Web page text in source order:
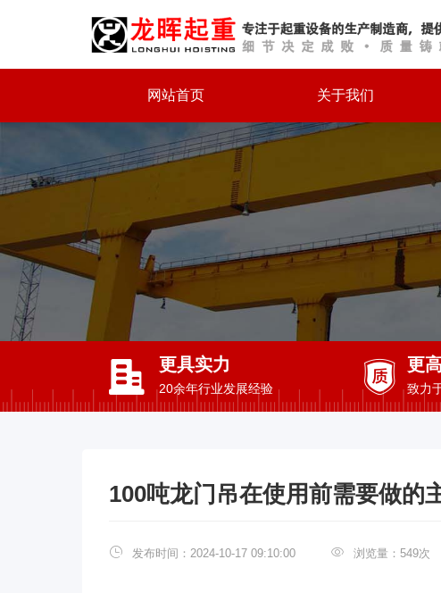
网站首页 关于我们
更具实力
20余年行业发展经验
更
致力
100吨龙门吊在使用前需要做的
发布时间：2024-10-17 09:10:00 浏览量：549次